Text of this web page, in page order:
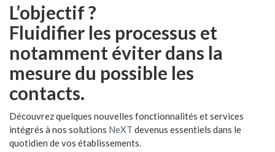
L’objectif ?
Fluidifier les processus et
notamment éviter dans la
mesure du possible les
contacts.
Découvrez quelques nouvelles fonctionnalités et services
intégrés à nos solutions NeXT devenus essentiels dans le
quotidien de vos établissements.